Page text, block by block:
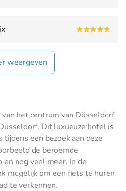
weergeven
het centrum van Düsseldorf
Dit luxueuze hotel is
een bezoek aan deze
de beroemde
en nog veel meer. In de
mogelijk om een fiets te huren
te verkennen.